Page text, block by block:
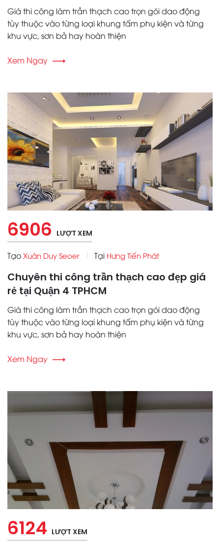
Giá thi công làm trần thạch cao trọn gói dao động
tùy thuộc vào từng loại khung tấm phụ kiện và từng
khu vực, sơn bả hay hoàn thiện
Xem Ngay
6906 LƯỢT XEM
Tạo Xuân Duy Seoer Tại Hưng Tiến Phát
Chuyên thi công trần thạch cao đẹp giá
rẻ tại Quận 4 TPHCM
Giá thi công làm trần thạch cao trọn gói dao động
tùy thuộc vào từng loại khung tấm phụ kiện và từng
khu vực, sơn bả hay hoàn thiện
Xem Ngay
6124 LƯỢT XEM